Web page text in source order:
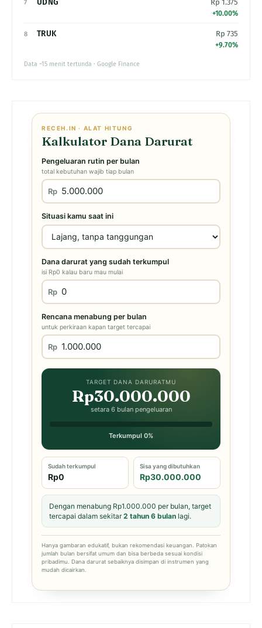
7 Rp 1.375
+10.00%
8 TRUK Rp 735
+9.70%
Data ~15 menit tertunda · Google Finance
RECEH.IN · ALAT HITUNG
Kalkulator Dana Darurat
Pengeluaran rutin per bulan
total kebutuhan wajib tiap bulan
Rp
Situasi kamu saat ini
Dana darurat yang sudah terkumpul
isi Rp0 kalau baru mau mulai
Rp
Rencana menabung per bulan
untuk perkiraan kapan target tercapai
Rp
TARGET DANA DARURATMU
Rp30.000.000
setara 6 bulan pengeluaran
Terkumpul 0%
Sudah terkumpul
Rp0
Sisa yang dibutuhkan
Rp30.000.000
Dengan menabung Rp1.000.000 per bulan, target
tercapai dalam sekitar2 tahun 6 bulan lagi.
Hanya gambaran edukatif, bukan rekomendasi keuangan. Patokan
jumlah bulan bersifat umum dan bisa berbeda sesuai kondisi
pribadimu. Dana darurat sebaiknya disimpan di instrumen yang
mudah dicairkan.